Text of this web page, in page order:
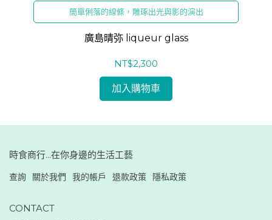
簡單俐落的線條，雕琢出光與影的演出
廣島晴弥 liqueur glass
NT$2,300
加入購物車
時食商行...在你身邊的生活工藝
查詢 關於我們 我的帳戶 退款政策 隱私政策
CONTACT